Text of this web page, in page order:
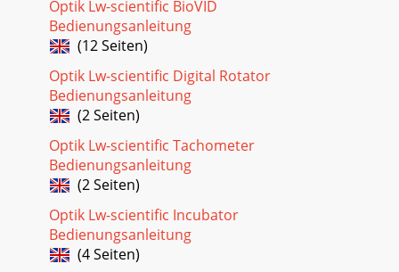
Optik Lw-scientific BioVID
Bedienungsanleitung
(12 Seiten)
Optik Lw-scientific Digital Rotator
Bedienungsanleitung
(2 Seiten)
Optik Lw-scientific Tachometer
Bedienungsanleitung
(2 Seiten)
Optik Lw-scientific Incubator
Bedienungsanleitung
(4 Seiten)